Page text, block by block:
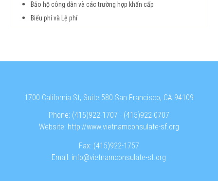
Bảo hộ công dân và các trường hợp khẩn cấp
Biểu phí và Lệ phí
1700 California St, Suite 580 San Francisco, CA 94109
Phone: (415)922-1707 - (415)922-0707
Website: http://www.vietnamconsulate-sf.org
Fax: (415)922-1757
Email: info@vietnamconsulate-sf.org